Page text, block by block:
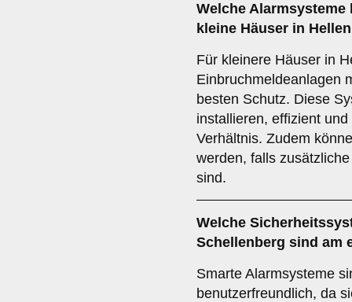
Welche Alarmsysteme
kleine Häuser in
Für kleinere Häuser in
Einbruchmeldeanlagen
besten Schutz. Diese
installieren, effizient
Verhältnis. Zudem
werden, falls
sind.
Welche
Schellenberg sind am
Smarte Alarmsysteme
benutzerfreundlich, da